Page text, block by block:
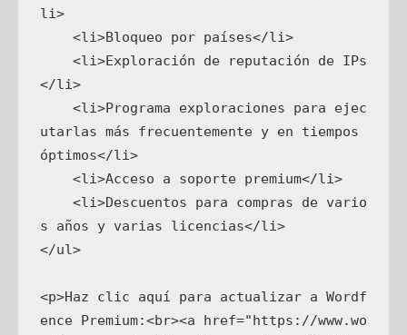
li>
</li>
utarlas más frecuentemente y en tiempos
óptimos</li>
s años y varias licencias</li>
</ul>
<p>Haz clic aquí para actualizar a Wordf
ence Premium:<br><a href="https://www.wo